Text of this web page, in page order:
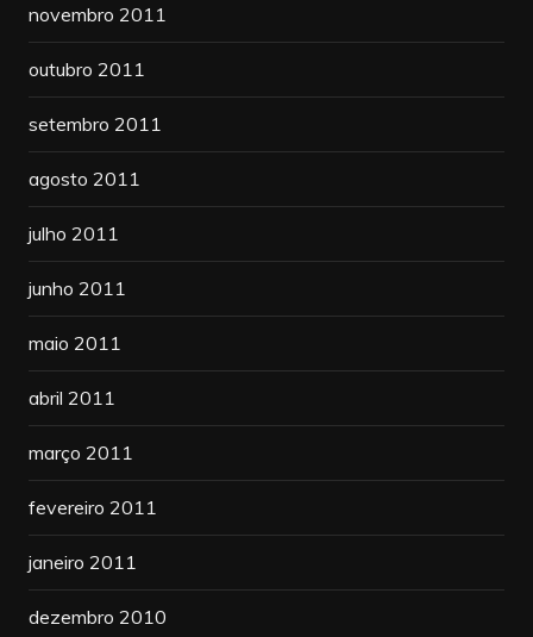
novembro 2011
outubro 2011
setembro 2011
agosto 2011
julho 2011
junho 2011
maio 2011
abril 2011
março 2011
fevereiro 2011
janeiro 2011
dezembro 2010